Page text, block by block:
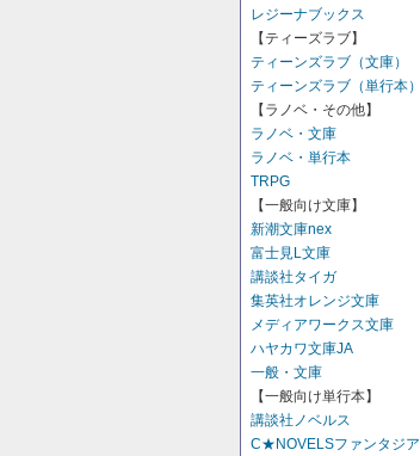
レジーナブックス
【ティーズラブ】
ティーンズラブ（文庫）
ティーンズラブ（単行本）
【ラノベ・その他】
ラノベ・文庫
ラノベ・単行本
TRPG
【一般向け文庫】
新潮文庫nex
富士見L文庫
講談社タイガ
集英社オレンジ文庫
メディアワークス文庫
ハヤカワ文庫JA
一般・文庫
【一般向け単行本】
講談社ノベルス
C★NOVELSファンタジア